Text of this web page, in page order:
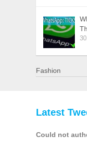
Fashion
Latest
Could not